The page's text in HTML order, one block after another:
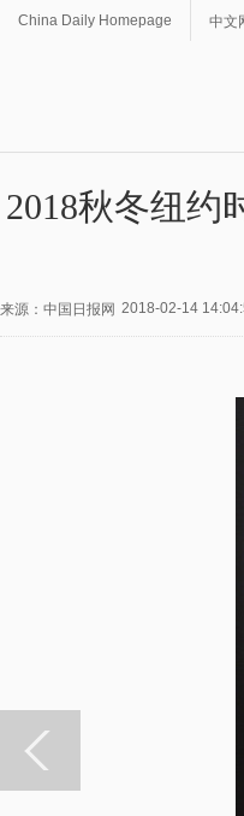
China Daily Homepage 中文
2018秋冬纽约
来源：中国日报网 2018-02-14